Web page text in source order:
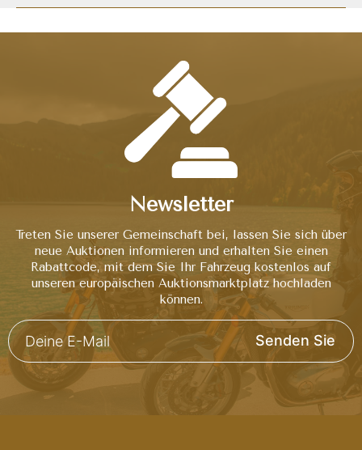
Newsletter
Treten Sie unserer Gemeinschaft bei, lassen Sie sich über
neue Auktionen informieren und erhalten Sie einen
Rabattcode, mit dem Sie Ihr Fahrzeug kostenlos auf
unseren europäischen Auktionsmarktplatz hochladen
können.
Senden Sie